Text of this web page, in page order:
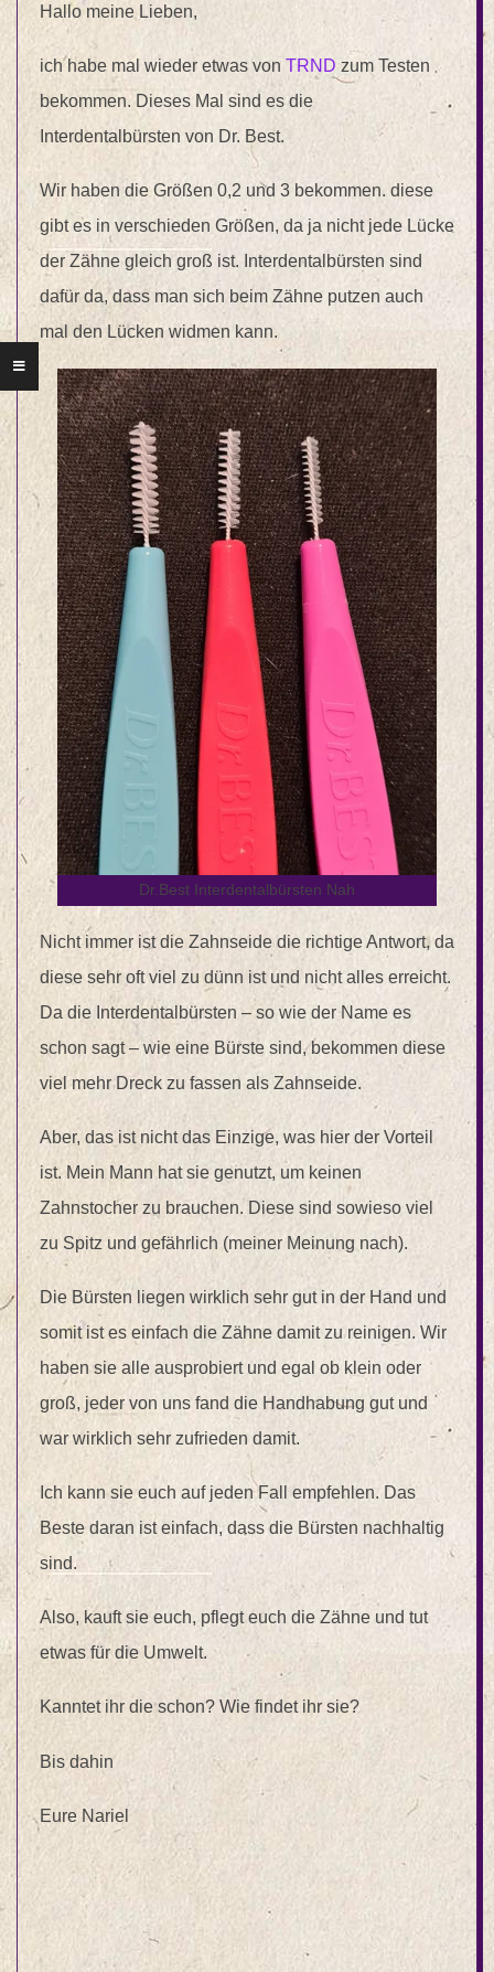
Hallo meine Lieben,
ich habe mal wieder etwas von TRND zum Testen
bekommen. Dieses Mal sind es die
Interdentalbürsten von Dr. Best.
Wir haben die Größen 0,2 und 3 bekommen. diese
gibt es in verschieden Größen, da ja nicht jede Lücke
der Zähne gleich groß ist. Interdentalbürsten sind
dafür da, dass man sich beim Zähne putzen auch
mal den Lücken widmen kann.
Dr.Best Interdentalbürsten Nah
Nicht immer ist die Zahnseide die richtige Antwort, da
diese sehr oft viel zu dünn ist und nicht alles erreicht.
Da die Interdentalbürsten – so wie der Name es
schon sagt – wie eine Bürste sind, bekommen diese
viel mehr Dreck zu fassen als Zahnseide.
Aber, das ist nicht das Einzige, was hier der Vorteil
ist. Mein Mann hat sie genutzt, um keinen
Zahnstocher zu brauchen. Diese sind sowieso viel
zu Spitz und gefährlich (meiner Meinung nach).
Die Bürsten liegen wirklich sehr gut in der Hand und
somit ist es einfach die Zähne damit zu reinigen. Wir
haben sie alle ausprobiert und egal ob klein oder
groß, jeder von uns fand die Handhabung gut und
war wirklich sehr zufrieden damit.
Ich kann sie euch auf jeden Fall empfehlen. Das
Beste daran ist einfach, dass die Bürsten nachhaltig
sind.
Also, kauft sie euch, pflegt euch die Zähne und tut
etwas für die Umwelt.
Kanntet ihr die schon? Wie findet ihr sie?
Bis dahin
Eure Nariel